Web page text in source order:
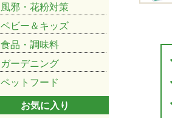
風邪・花粉対策
ベビー＆キッズ
食品・調味料
ガーデニング
ペットフード
お気に入り